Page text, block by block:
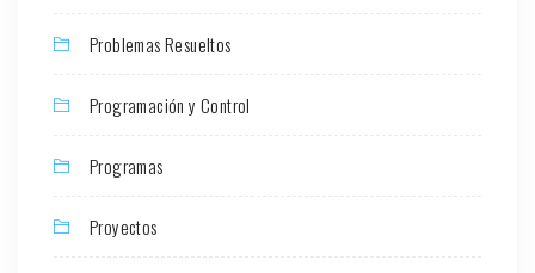
Problemas Resueltos
Programación y Control
Programas
Proyectos